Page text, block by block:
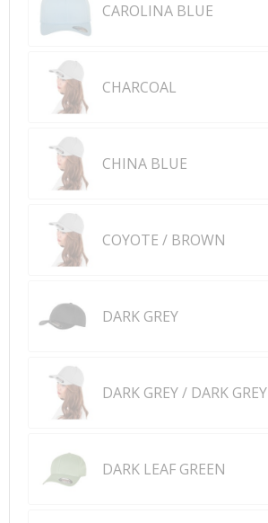
CAROLINA BLUE
CHARCOAL
CHINA BLUE
COYOTE / BROWN
DARK GREY
DARK GREY / DARK GREY
DARK LEAF GREEN